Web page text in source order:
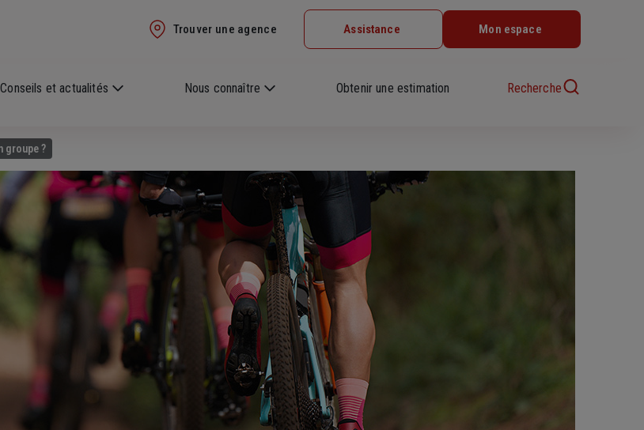
Trouver une agence Assistance Mon espace
Conseils et actualités Nous connaître Obtenir une estimation Recherche
groupe ?